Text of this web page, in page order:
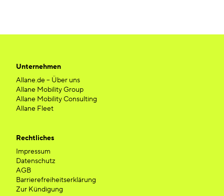
Unternehmen
Allane.de – Über uns
Allane Mobility Group
Allane Mobility Consulting
Allane Fleet
Rechtliches
Impressum
Datenschutz
AGB
Barrierefreiheitserklärung
Zur Kündigung